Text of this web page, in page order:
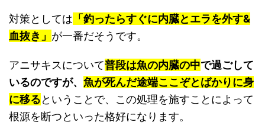
対策としては 「釣ったらすぐに内臓とエラを外す&
血抜き」 が一番だそうです。
アニサキスについて普段は魚の内臓の中で過ごして
いるのですが、 魚が死んだ途端ここぞとばかりに身
に移るということで、この処理を施すことによって
根源を断つといった格好になります。